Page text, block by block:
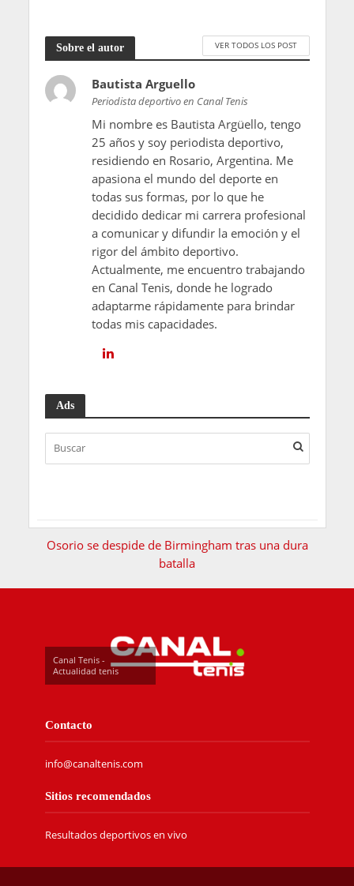
Sobre el autor VER TODOS LOS POST
Bautista Arguello
Periodista deportivo en Canal Tenis
Mi nombre es Bautista Argüello, tengo
25 años y soy periodista deportivo,
residiendo en Rosario, Argentina. Me
apasiona el mundo del deporte en
todas sus formas, por lo que he
decidido dedicar mi carrera profesional
a comunicar y difundir la emoción y el
rigor del ámbito deportivo.
Actualmente, me encuentro trabajando
en Canal Tenis, donde he logrado
adaptarme rápidamente para brindar
todas mis capacidades.
Ads
Osorio se despide de Birmingham tras una dura
batalla
Canal Tenis -
Actualidad tenis
Contacto
info@canaltenis.com
Sitios recomendados
Resultados deportivos en vivo